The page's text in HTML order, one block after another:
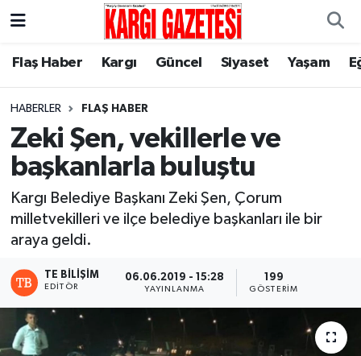
Flaş Haber Kargı Güncel Siyaset Yaşam
HABERLER FLAŞ HABER
Zeki Şen, vekillerle ve
başkanlarla buluştu
Kargı Belediye Başkanı Zeki Şen, Çorum
milletvekilleri ve ilçe belediye başkanları ile bir
araya geldi.
TE BILIŞIM
EDITÖR
06.06.2019 - 15:28
YAYINLANMA
199
GÖSTERIM
Flaş Haber
Kargı
Güncel
Siyaset
Yaşam
Eğitim
Nöbetçi Eczaneler
Hava Durumu
Çorum Namaz Vakitleri
Trafik Durumu
Süper Lig Puan Durumu ve Fikstür
Tüm Manşetler
Son Dakika Haberleri
Haber Arşivi